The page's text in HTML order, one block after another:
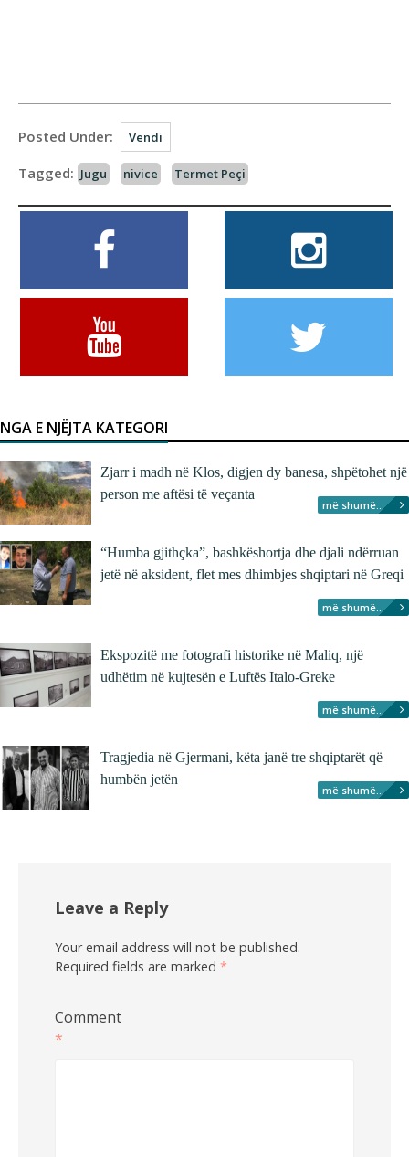
Posted Under: Vendi
Tagged: Jugu nivice Termet Peçi
NGA E NJËJTA KATEGORI
Zjarr i madh në Klos, digjen dy banesa, shpëtohet një
person me aftësi të veçanta
më shumë...
“Humba gjithçka”, bashkëshortja dhe djali ndërruan
jetë në aksident, flet mes dhimbjes shqiptari në Greqi
më shumë...
Ekspozitë me fotografi historike në Maliq, një
udhëtim në kujtesën e Luftës Italo-Greke
më shumë...
Tragjedia në Gjermani, këta janë tre shqiptarët që
humbën jetën
më shumë...
Leave a Reply
Your email address will not be published.
Required fields are marked *
Comment
*